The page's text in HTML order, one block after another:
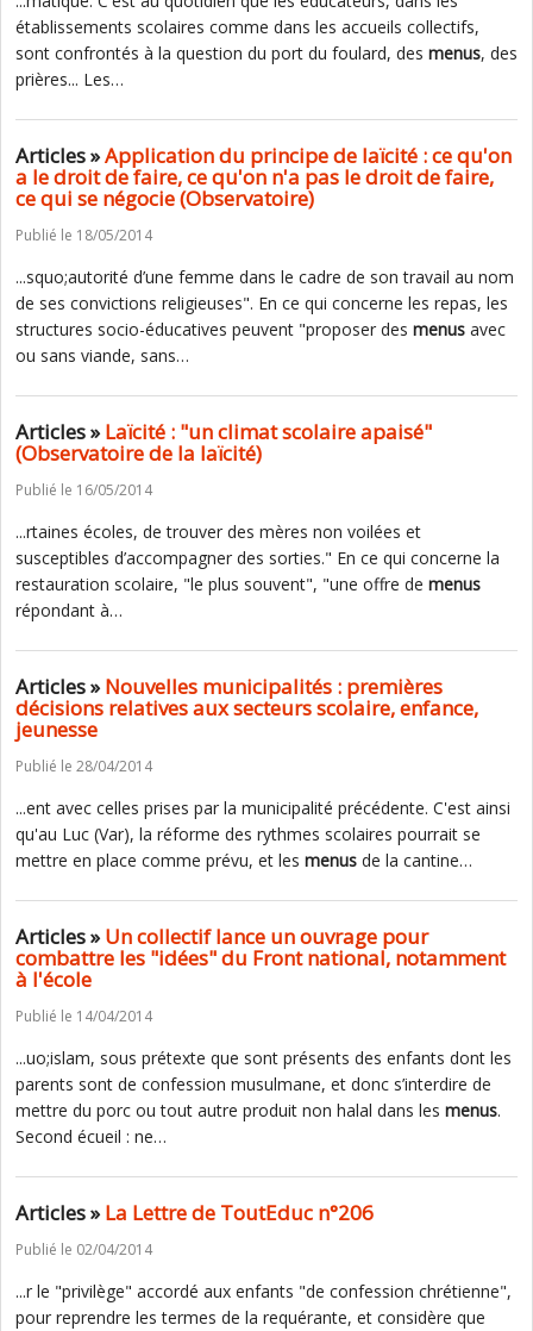
établissements scolaires comme dans les accueils collectifs,
sont confrontés à la question du port du foulard, des menus, des
prières... Les…
Articles »Application du principe de laïcité : ce qu'on
a le droit de faire, ce qu'on n'a pas le droit de faire,
ce qui se négocie (Observatoire)
Publié le 18/05/2014
...squo;autorité d’une femme dans le cadre de son travail au nom
de ses convictions religieuses". En ce qui concerne les repas, les
structures socio-éducatives peuvent "proposer des menus avec
ou sans viande, sans…
Articles »Laïcité : "un climat scolaire apaisé"
(Observatoire de la laïcité)
Publié le 16/05/2014
...rtaines écoles, de trouver des mères non voilées et
susceptibles d’accompagner des sorties." En ce qui concerne la
restauration scolaire, "le plus souvent", "une offre de menus
répondant à…
Articles »Nouvelles municipalités : premières
décisions relatives aux secteurs scolaire, enfance,
jeunesse
Publié le 28/04/2014
...ent avec celles prises par la municipalité précédente. C'est ainsi
qu'au Luc (Var), la réforme des rythmes scolaires pourrait se
mettre en place comme prévu, et les menus de la cantine…
Articles »Un collectif lance un ouvrage pour
combattre les "idées" du Front national, notamment
à l'école
Publié le 14/04/2014
...uo;islam, sous prétexte que sont présents des enfants dont les
parents sont de confession musulmane, et donc s’interdire de
mettre du porc ou tout autre produit non halal dans les menus.
Second écueil : ne…
Articles »La Lettre de ToutEduc n°206
Publié le 02/04/2014
...r le "privilège" accordé aux enfants "de confession chrétienne",
pour reprendre les termes de la requérante, et considère que